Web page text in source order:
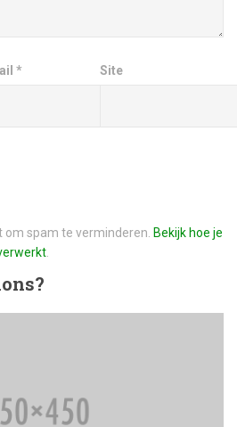
* Site
spam te verminderen. Bekijk hoe je